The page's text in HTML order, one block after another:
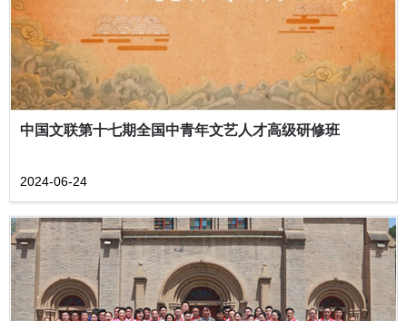
中国文联第十七期全国中青年文艺人才高级研修班
2024-06-24